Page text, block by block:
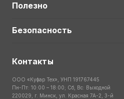
Полезно
Безопасность
Контакты
ООО «Куфар Тех», УНП 191767445
Пн-Пт: 10:00 – 18:00; Сб, Вс: Выходной
220029, г. Минск, ул. Красная 7А-2, 3-й